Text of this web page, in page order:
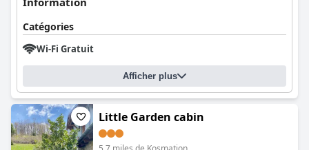
Catégories
Wi-Fi Gratuit
Afficher plus
Little Garden cabin